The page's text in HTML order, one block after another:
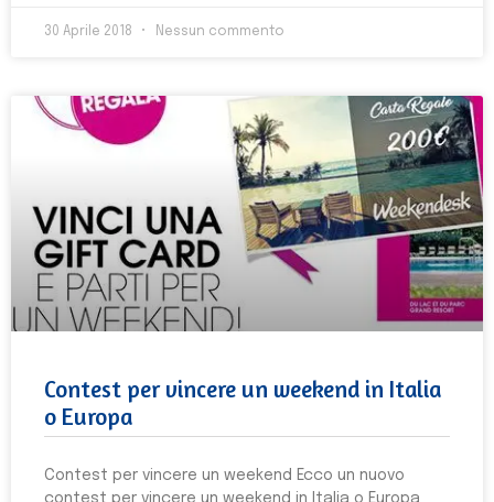
30 Aprile 2018 Nessun commento
Contest per vincere un weekend in Italia
o Europa
Contest per vincere un weekend Ecco un nuovo
contest per vincere un weekend in Italia o Europa